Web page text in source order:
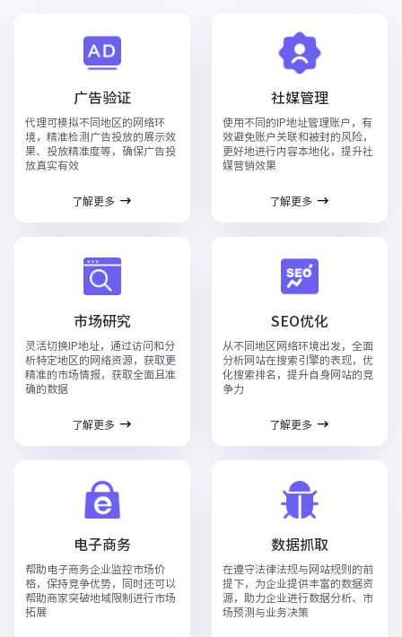
广告验证
代理可模拟不同地区的网络环
境，精准检测广告投放的展示效
果、投放精准度等，确保广告投
放真实有效
了解更多
社媒管理
使用不同的IP地址管理账户，有
效避免账户关联和被封的风险，
更好地进行内容本地化，提升社
媒营销效果
了解更多
市场研究
灵活切换IP地址，通过访问和分
析特定地区的网络资源，获取更
精准的市场情报，获取全面且准
确的数据
了解更多
SEO优化
从不同地区网络环境出发，全面
分析网站在搜索引擎的表现，优
化搜索排名，提升自身网站的竞
争力
了解更多
电子商务
帮助电子商务企业监控市场价
格，保持竞争优势，同时还可以
帮助商家突破地域限制进行市场
拓展
数据抓取
在遵守法律法规与网站规则的前
提下，为企业提供丰富的数据资
源，助力企业进行数据分析、市
场预测与业务决策